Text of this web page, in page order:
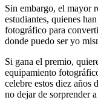
Sin embargo, el mayor
estudiantes, quienes
fotográfico para
donde puedo ser yo
Si gana el premio,
equipamiento
celebre estos diez años
no dejar de sorprender